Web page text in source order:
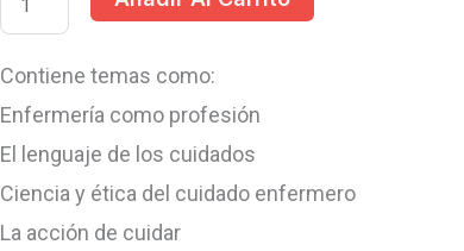
Contiene temas como:
Enfermería como profesión
El lenguaje de los cuidados
Ciencia y ética del cuidado enfermero
La acción de cuidar